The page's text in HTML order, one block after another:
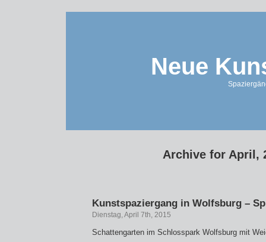
Neue
Archive for April,
Kunstspaziergang in Wolfsburg –
Dienstag, April 7th, 2015
Schattengarten im Schlosspark Wolfsburg mit